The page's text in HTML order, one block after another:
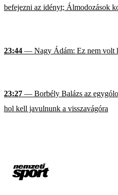
befejezni az idényt; Álmodozások
23:44 — Nagy Ádám: Ez nem volt
23:27 — Borbély Balázs az
hol kell javulnunk a visszavágóra